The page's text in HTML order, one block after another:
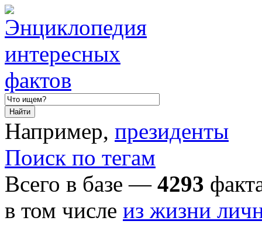
Например, президенты
Поиск по тегам
Всего в базе — 4293
в том числе из жизни